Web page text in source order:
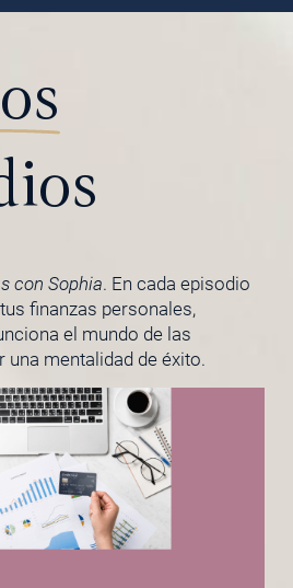
con Sophia. En cada episodio
finanzas personales,
el mundo de las
una mentalidad de éxito.